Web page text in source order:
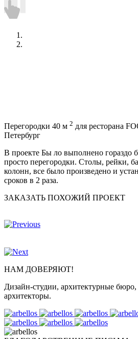
Перегородки 40 м 2 для ресторана
Петербург
В проекте Бы ло выполнено гораздо
просто перегородки. Столы, рейки,
колонн, все было произведено и
сроков в 2 раза.
ЗАКАЗАТЬ ПОХОЖИЙ ПРОЕКТ
НАМ ДОВЕРЯЮТ!
Дизайн-студии, архитектурные
архитекторы.